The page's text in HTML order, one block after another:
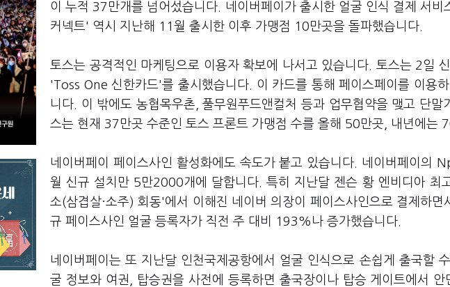
이 누적 37만개를 넘어섰습니다. 네이버페이가 출시한 얼굴 인식 결제 서
커넥트' 역시 지난해 11월 출시한 이후 가맹점 10만곳을 돌파했습니다.
토스는 공격적인 마케팅으로 이용자 확보에 나서고 있습니다. 토스는 2일
'Toss One 신한카드'를 출시했습니다. 이 카드를 통해 페이스페이를 이용
니다. 이 밖에도 농협목우촌, 풀무원푸드앤컬처 등과 업무협약을 맺고 단
스는 현재 37만곳 수준인 토스 프론트 가맹점 수를 올해 50만곳, 내년에는
네이버페이 페이스사인 활성화에도 속도가 붙고 있습니다. 네이버페이의
월 신규 설치만 5만2000개에 달합니다. 특히 지난달 젠슨 황 엔비디아 최
소(삼겹살·소주) 회동'에서 이해진 네이버 의장이 페이스사인으로 결제하
규 페이스사인 얼굴 등록자가 직전 주 대비 193%나 증가했습니다.
네이버페이는 또 지난달 인천국제공항에서 얼굴 인식으로 손쉽게 출국할
굴 정보와 여권, 탑승권을 사전에 등록하면 출국장이나 탑승 게이트에서